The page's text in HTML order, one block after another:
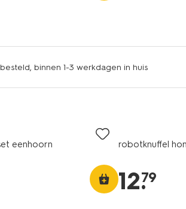
binnen 1-3 werkdagen in huis
eenhoorn robotknuffel
12.
79